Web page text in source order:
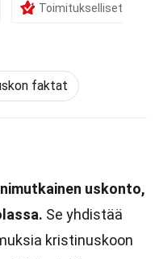
Toimitukselliset
faktat
uskonto,
Se yhdistää
kristinuskoon